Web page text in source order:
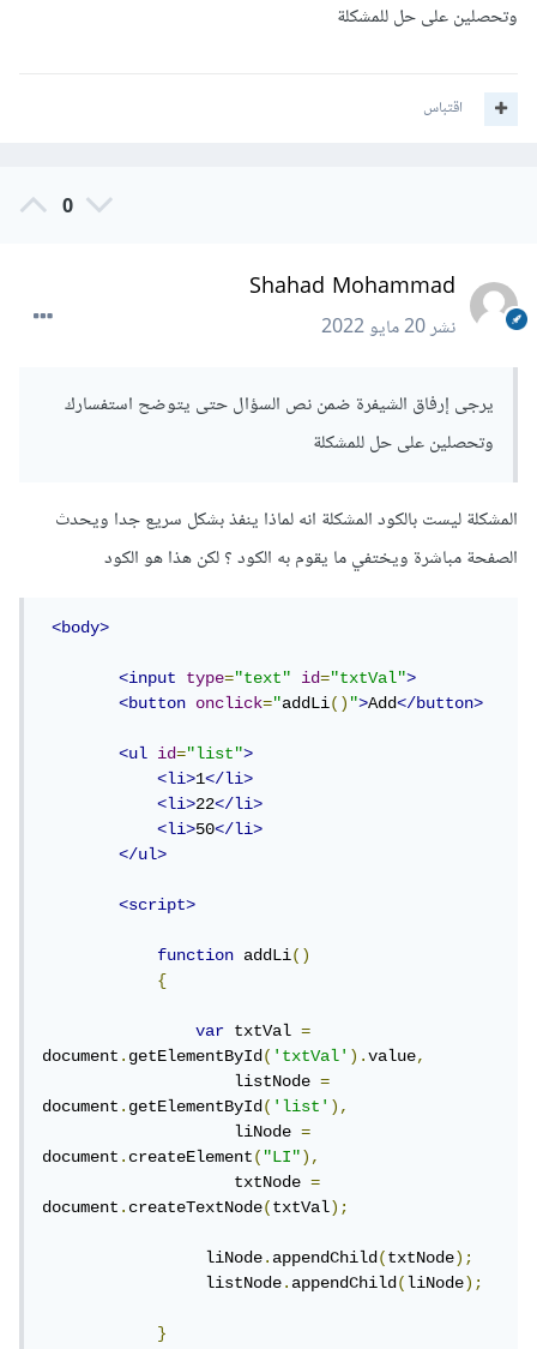
وتحصلين على حل للمشكلة
اقتباس
0
Shahad Mohammad
نشر20 مايو 2022
يرجى إرفاق الشيفرة ضمن نص السؤال حتى يتوضح استفسارك
وتحصلين على حل للمشكلة
المشكلة ليست بالكود المشكلة انه لماذا ينفذ بشكل سريع جدا ويحدث
الصفحة مباشرة ويختفي ما يقوم به الكود ؟ لكن هذا هو الكود
<body>
<input type="text" id="txtVal">
<button
onclick="addLi()">Add</button>
<ul id="list">
<li>1</li>
<li>22</li>
<li>50</li>
</ul>
<script>
function addLi()
{
var txtVal =
document.getElementById('txtVal').value,
                    listNode
=
document.getElementById('list'),
                    liNode
=
document.createElement("LI"),
                    txtNode
=
document.createTextNode(txtVal);
                 liNode
.appendChild(txtNode);
                 listNode
.appendChild(liNode);
}